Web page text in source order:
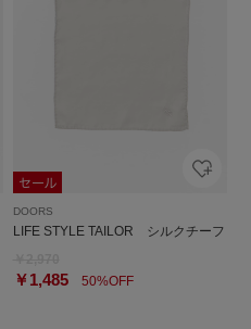
DOORS
LIFE STYLE TAILOR シルクチーフ
￥1,48550%OFF